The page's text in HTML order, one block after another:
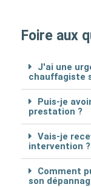
Foire aux
J'ai une
chauffagiste
Puis-je
prestation ?
Vais-je
intervention ?
Comment
son